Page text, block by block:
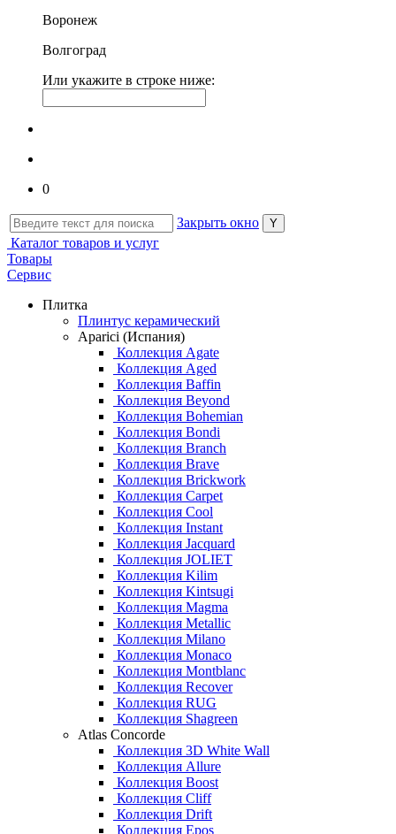
Воронеж
Волгоград
Или укажите в строке ниже:
0
Закрыть окно
Каталог товаров и услуг
Товары
Сервис
Плитка
Плинтус керамический
Aparici (Испания)
Коллекция Agate
Коллекция Aged
Коллекция Baffin
Коллекция Beyond
Коллекция Bohemian
Коллекция Bondi
Коллекция Branch
Коллекция Brave
Коллекция Brickwork
Коллекция Carpet
Коллекция Cool
Коллекция Instant
Коллекция Jacquard
Коллекция JOLIET
Коллекция Kilim
Коллекция Kintsugi
Коллекция Magma
Коллекция Metallic
Коллекция Milano
Коллекция Monaco
Коллекция Montblanc
Коллекция Recover
Коллекция RUG
Коллекция Shagreen
Atlas Concorde
Коллекция 3D White Wall
Коллекция Allure
Коллекция Boost
Коллекция Cliff
Коллекция Drift
Коллекция Epos